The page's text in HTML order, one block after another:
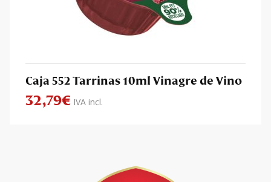
Caja 552 Tarrinas 10ml Vinagre de Vino
32,79€ IVA incl.